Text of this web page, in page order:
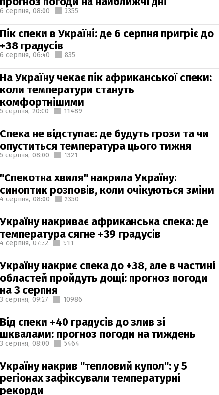
6 серпня, 08:00 3355
Пік спеки в Україні: де 6 серпня пригріє до
+38 градусів
6 серпня, 06:40 835
На Україну чекає пік африканської спеки:
коли температури стануть
комфортнішими
5 серпня, 20:00 11489
Спека не відступає: де будуть грози та чи
опуститься температура цього тижня
5 серпня, 08:00 1321
"Спекотна хвиля" накрила Україну:
синоптик розповів, коли очікуються зміни
4 серпня, 08:00 2350
Україну накриває африканська спека: де
температура сягне +39 градусів
4 серпня, 07:32 911
Україну накриє спека до +38, але в частині
областей пройдуть дощі: прогноз погоди
на 3 серпня
3 серпня, 09:27 10986
Від спеки +40 градусів до злив зі
шквалами: прогноз погоди на тиждень
3 серпня, 08:00 5464
Україну накрив "тепловий купол": у 5
регіонах зафіксували температурні
рекорди